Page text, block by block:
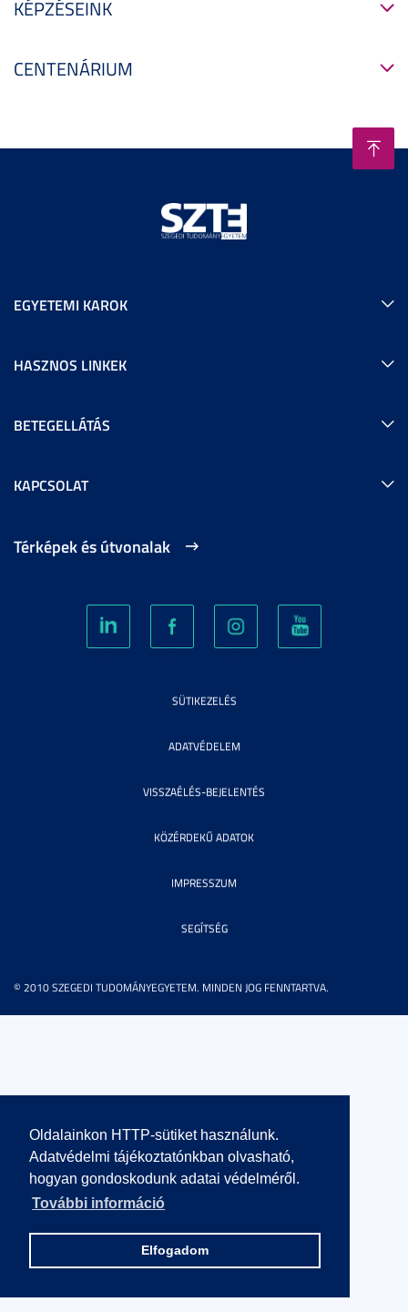
Oldalainkon HTTP-sütiket használunk.
Adatvédelmi tájékoztatónkban olvasható,
hogyan gondoskodunk adatai védelméről.
További információ
Elfogadom
KÉPZÉSEINK
CENTENÁRIUM
EGYETEMI KAROK
HASZNOS LINKEK
BETEGELLÁTÁS
KAPCSOLAT
Térképek és útvonalak
© 2010 SZEGEDI TUDOMÁNYEGYETEM. MINDEN JOG FENNTARTVA.
SÜTIKEZELÉS
ADATVÉDELEM
VISSZAÉLÉS-BEJELENTÉS
KÖZÉRDEKŰ ADATOK
IMPRESSZUM
SEGÍTSÉG